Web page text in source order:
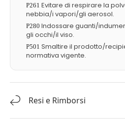
P261 Evitare di respirare la
nebbia/i vapori/gli aerosol.
P280 Indossare guanti/
gli occhi/il viso.
P501 Smaltire il prodotto/
normativa vigente.
Resi e Rimborsi